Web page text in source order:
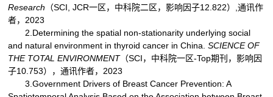
Research （SCI, JCR一区，中科院二区，影响因子12.822）,通讯作
者，2023
2.Determining the spatial non-stationarity underlying social
and natural environment in thyroid cancer in China.SCIENCE OF
THE TOTAL ENVIRONMENT（SCI，中科院一区-Top期刊，影响因
子10.753），通讯作者，2023
3.Government Drivers of Breast Cancer Prevention: A